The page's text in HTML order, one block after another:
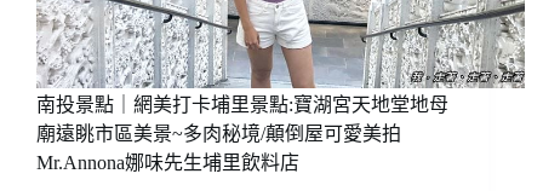
南投景點｜網美打卡埔里景點:寶湖宮天地堂地母
廟遠眺市區美景~多肉秘境/顛倒屋可愛美拍
Mr.Annona娜味先生埔里飲料店